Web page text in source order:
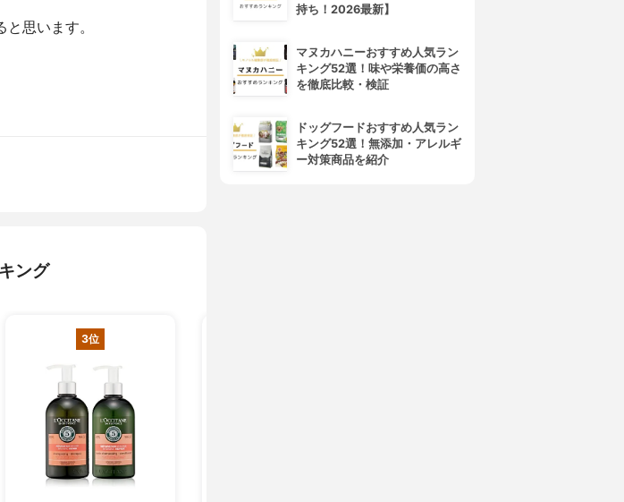
思います。
ング
3位
持ち！2026最新】
マヌカハニーおすすめ人気ラン
キング52選！味や栄養価の高さ
を徹底比較・検証
ドッグフードおすすめ人気ラン
キング52選！無添加・アレルギ
ー対策商品を紹介